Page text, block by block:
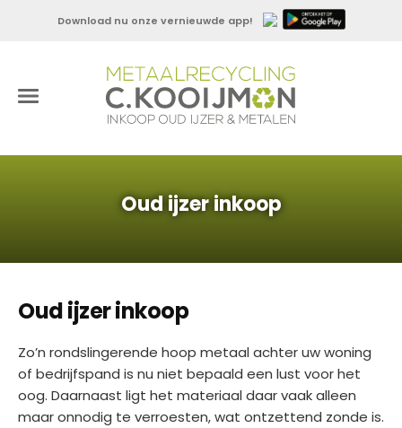
Download nu onze vernieuwde app!
Oud ijzer inkoop
Oud ijzer inkoop
Zo’n rondslingerende hoop metaal achter uw woning
of bedrijfspand is nu niet bepaald een lust voor het
oog. Daarnaast ligt het materiaal daar vaak alleen
maar onnodig te verroesten, wat ontzettend zonde is.